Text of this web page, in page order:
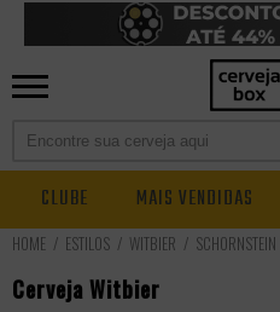
CLUBE MAIS VENDIDAS
ESTILOS WITBIER SCHORNSTEIN
Cerveja Witbier